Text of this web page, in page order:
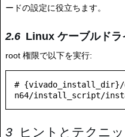
ードの設定に役立ちます。
Linux ケーブルドラ
root 権限で以下を実行:
# {vivado_install_dir}/
ヒントとテクニ